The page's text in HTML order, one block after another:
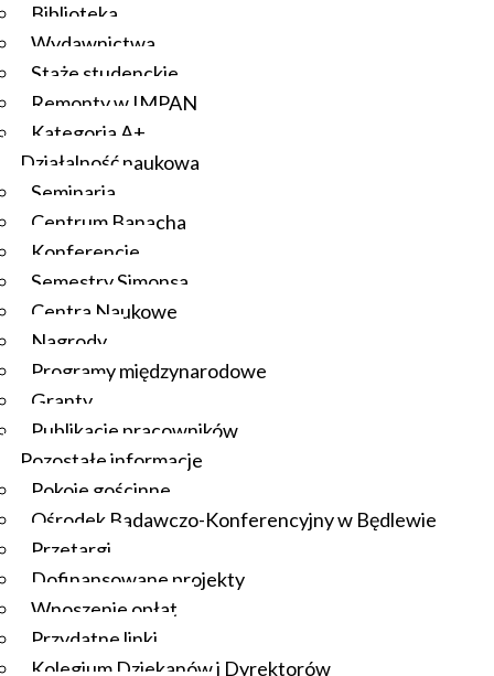
Biblioteka
Wydawnictwa
Staże studenckie
Remonty w IMPAN
Kategoria A+
Działalność naukowa
Seminaria
Centrum Banacha
Konferencje
Semestry Simonsa
Centra Naukowe
Nagrody
Programy międzynarodowe
Granty
Publikacje pracowników
Pozostałe informacje
Pokoje gościnne
Ośrodek Badawczo-Konferencyjny w Będlewie
Przetargi
Dofinansowane projekty
Wnoszenie opłat
Przydatne linki
Kolegium Dziekanów i Dyrektorów